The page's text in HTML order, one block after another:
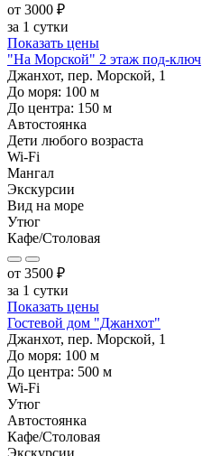
от 3000 ₽
за 1 сутки
Показать цены
"На Морской" 2 этаж под-ключ
Джанхот, пер. Морской, 1
До моря: 100 м
До центра: 150 м
Автостоянка
Дети любого возраста
Wi-Fi
Мангал
Экскурсии
Вид на море
Утюг
Кафе/Столовая
от 3500 ₽
за 1 сутки
Показать цены
Гостевой дом "Джанхот"
Джанхот, пер. Морской, 1
До моря: 100 м
До центра: 500 м
Wi-Fi
Утюг
Автостоянка
Кафе/Столовая
Экскурсии